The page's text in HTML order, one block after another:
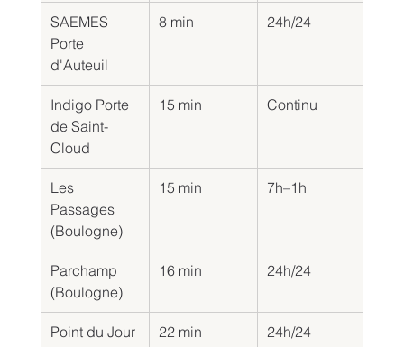
SAEMES
Porte
d'Auteuil
8 min 24h/24
Indigo Porte
de Saint-
Cloud
15 min Continu
Les
Passages
(Boulogne)
15 min 7h–1h
Parchamp
(Boulogne)
16 min 24h/24
Point du Jour 22 min 24h/24